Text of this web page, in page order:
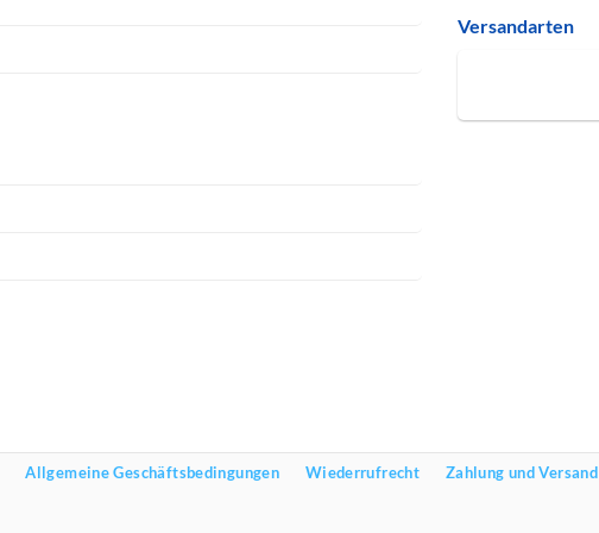
Versandarten
Allgemeine Geschäftsbedingungen Wiederrufrecht Zahlung und Versand